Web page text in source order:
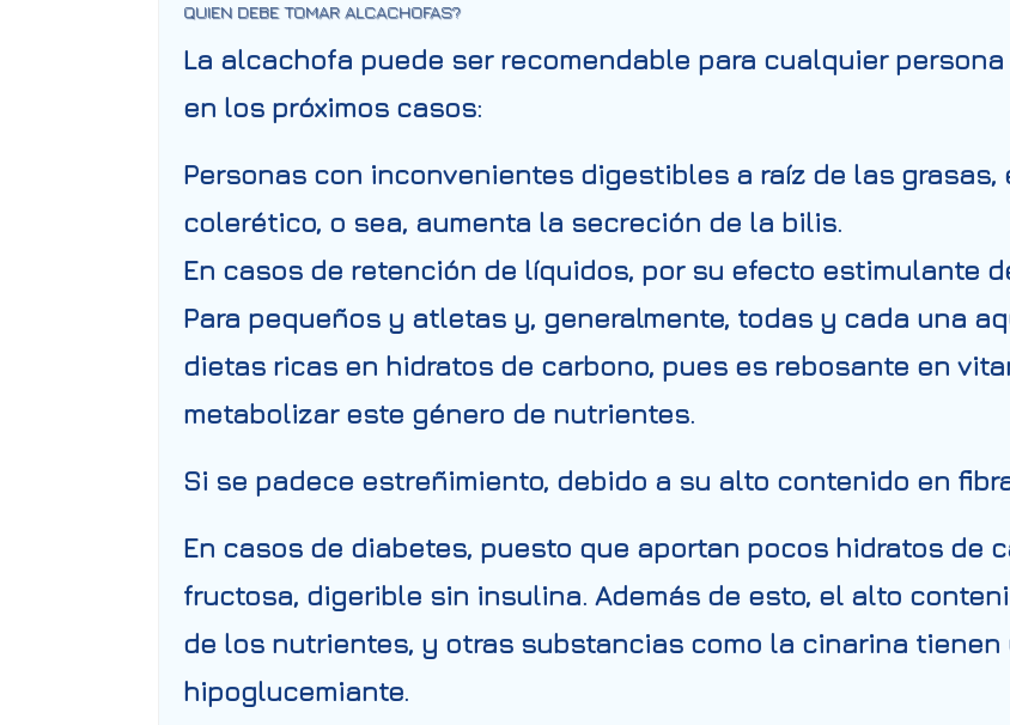
QUIEN DEBE TOMAR ALCACHOFAS?
La alcachofa puede ser recomendable para cualquier
en los próximos casos:
Personas con inconvenientes digestibles a raíz de las
colerético, o sea, aumenta la secreción de la bilis.
En casos de retención de líquidos, por su efecto estimulante
Para pequeños y atletas y, generalmente, todas y cada una
dietas ricas en hidratos de carbono, pues es rebosante en
metabolizar este género de nutrientes.
Si se padece estreñimiento, debido a su alto contenido en
En casos de diabetes, puesto que aportan pocos hidratos de
fructosa, digerible sin insulina. Además de esto, el alto
de los nutrientes, y otras substancias como la cinarina tienen
hipoglucemiante.